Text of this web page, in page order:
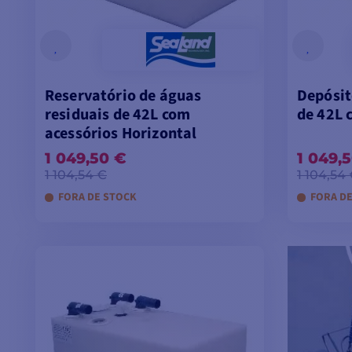
Reservatório de águas
residuais de 42L com
acessórios Horizontal
1 049,50 €
1 104,54 €
FORA DE STOCK
de 42L
1
1 104,54
FORA